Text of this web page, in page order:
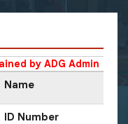
by ADG Admin
Name
ID Number